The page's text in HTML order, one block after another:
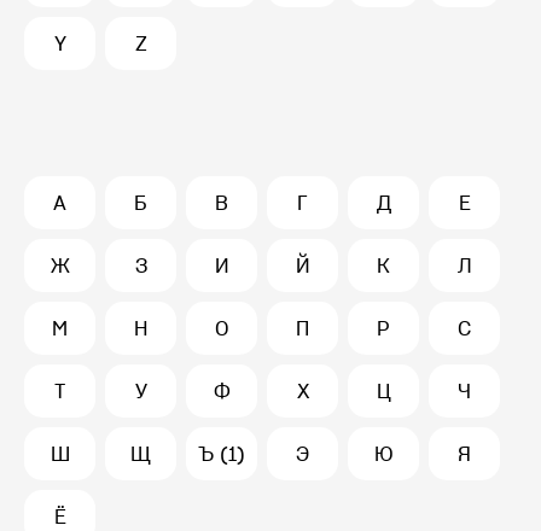
Y Z
А Б В Г Д Е
Ж З И Й К Л
М Н О П Р С
Т У Ф Х Ц Ч
Ш Щ Ъ (1) Э Ю Я
Ё